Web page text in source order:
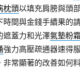
枕頭以填充肩膀與頭
時間與金錢手續果的
遮蓋力和光澤氣墊粉霜
強力高壓疏通器速得
非常顯著的改善如何